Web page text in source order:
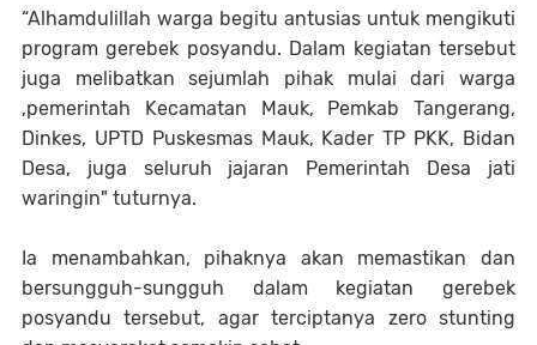
“Alhamdulillah warga begitu antusias untuk mengikuti
program gerebek posyandu. Dalam kegiatan tersebut
juga melibatkan sejumlah pihak mulai dari warga
,pemerintah Kecamatan Mauk, Pemkab Tangerang,
Dinkes, UPTD Puskesmas Mauk, Kader TP PKK, Bidan
Desa, juga seluruh jajaran Pemerintah Desa jati
waringin" tuturnya.
Ia menambahkan, pihaknya akan memastikan dan
bersungguh-sungguh dalam kegiatan gerebek
posyandu tersebut, agar terciptanya zero stunting